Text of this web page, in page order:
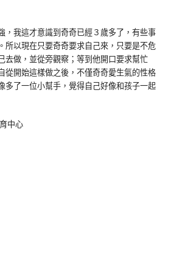
，我這才意識到奇奇已經３歲多了，有些事
所以現在只要奇奇要求自己來，只要是不危
去做，並從旁觀察；等到他開口要求幫忙
從開始這樣做之後，不僅奇奇愛生氣的性格
多了一位小幫手，覺得自己好像和孩子一起
中心